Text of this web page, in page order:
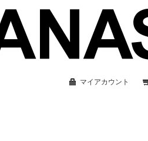
マイアカウント